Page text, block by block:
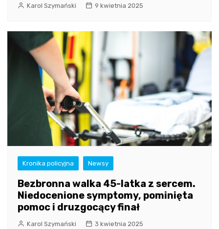
Karol Szymański 9 kwietnia 2025
Kronika policyjna Newsy
Bezbronna walka 45-latka z sercem.
Niedocenione symptomy, pominięta
pomoc i druzgocący finał
Karol Szymański 3 kwietnia 2025